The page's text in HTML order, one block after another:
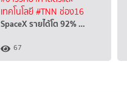
เทคโนโลยี#TNN ช่อง16
SpaceX รายได้โต 92% …
67